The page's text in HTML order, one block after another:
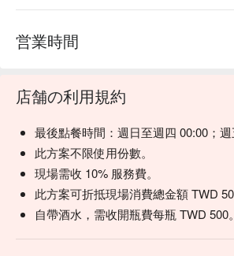
営業時間
店舗の利用規約
最後點餐時間：週日至週四 00:00；週
此方案不限使用份數。
現場需收 10% 服務費。
此方案可折抵現場消費總金額 TWD
自帶酒水，需收開瓶費每瓶 TWD 500。